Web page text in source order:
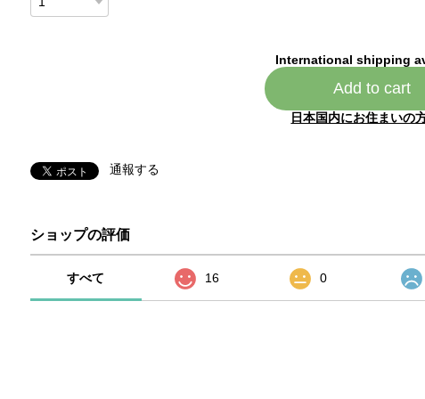
International shipping
Add to cart
日本国内にお住まいの
通報する
ショップの評価
すべて 16 0